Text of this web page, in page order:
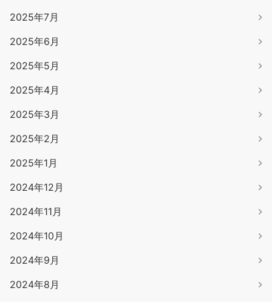
2025年7月
2025年6月
2025年5月
2025年4月
2025年3月
2025年2月
2025年1月
2024年12月
2024年11月
2024年10月
2024年9月
2024年8月